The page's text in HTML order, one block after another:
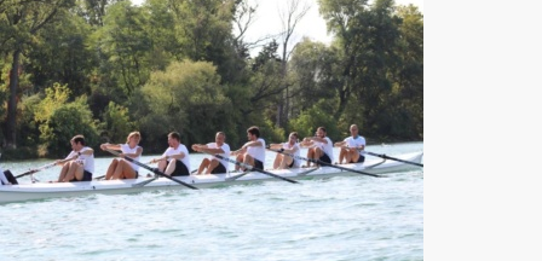
Réservez la date du25 mai 2025pour notre nouvelle
édition du Défi en 8+. Que vous soyez une entreprise,
une institution, une association ou un groupe d'ami.e.s,
venez dompter le Rhône et défier les autres équipages.
Le principe : réunir 8 personnes ou plus, réserver votre
entraînement et vous serez fin prêt.e.s pour 500 m de
rames intensives ! Toutes les infos sur la page du